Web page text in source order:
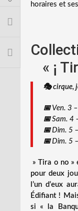
horaires et
« ¡
🎭 cirque,
📅 Ven. 3
📅Sam. 4
📅Dim. 5
📅Dim. 5
» Tira o no »
pour deux
l’un d’eux
Édifiant !
si « la